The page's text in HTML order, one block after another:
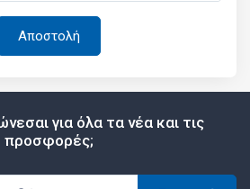
για όλα τα νέα και τις
προσφορές;